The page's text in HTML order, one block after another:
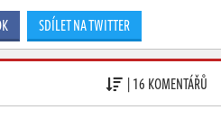
SDÍLET NA TWITTER
| 16 KOMENTÁŘŮ